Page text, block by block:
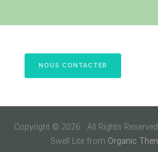
NOUS CONTACTER
Copyright © 2026 · All Rights
Swell Lite from Organic